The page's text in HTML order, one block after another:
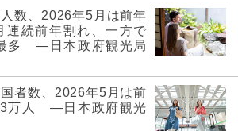
人数、2026年5月は前年
連続前年割れ、一方で
多 ―日本政府観光局
国者数、2026年5月は前
万人 ―日本政府観光